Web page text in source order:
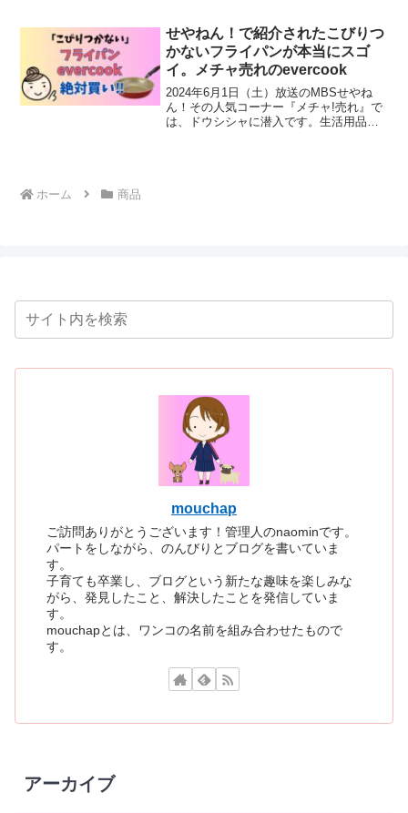
の注意点を記事にしました。是非、張り
替えの参考になればと思read more
せやねん！で紹介されたこびりつ
かないフライパンが本当にスゴ
イ。メチャ売れのevercook
2024年6月1日（土）放送のMBSせやね
ん！その人気コーナー『メチャ!売れ』で
は、ドウシシャに潜入です。生活用品か
ホーム
商品
mouchap
ご訪問ありがとうございます！管理人のnaominです。
パートをしながら、のんびりとブログを書いていま
す。
子育ても卒業し、ブログという新たな趣味を楽しみな
がら、発見したこと、解決したことを発信していま
す。
mouchapとは、ワンコの名前を組み合わせたもので
す。
アーカイブ